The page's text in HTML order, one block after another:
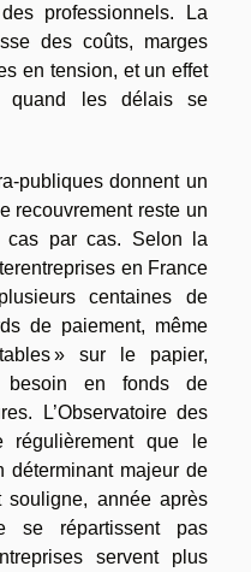
professionnels. La
des coûts, marges
en tension, et un effet
quand les délais se
publiques donnent un
recouvrement reste un
par cas. Selon la
en France
centaines de
de paiement, même
» sur le papier,
besoin en fonds de
L’Observatoire des
régulièrement que le
déterminant majeur de
souligne, année après
se répartissent pas
servent plus